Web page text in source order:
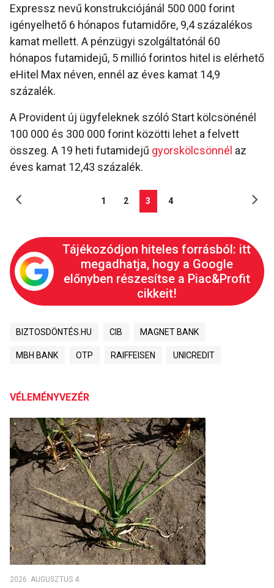
Expressz nevű konstrukciójánál 500 000 forint
igényelhető 6 hónapos futamidőre, 9,4 százalékos
kamat mellett. A pénzügyi szolgáltatónál 60
hónapos futamidejű, 5 millió forintos hitel is elérhető
eHitel Max néven, ennél az éves kamat 14,9
százalék.
A Provident új ügyfeleknek szóló Start kölcsönénél
100 000 és 300 000 forint közötti lehet a felvett
összeg. A 19 heti futamidejű gyorskölcsönnél az
éves kamat 12,43 százalék.
1 2 3 4
Tájékozódjon hiteles forrásból: itt
megadhatja, hogy a Google
előnyben részesítse a Piac&Profit
cikkeit!
BIZTOSDÖNTÉS.HU CIB MAGNET BANK
MBH BANK OTP RAIFFEISEN UNICREDIT
VÉLEMÉNYVEZÉR
2026. AUGUSZTUS 4.